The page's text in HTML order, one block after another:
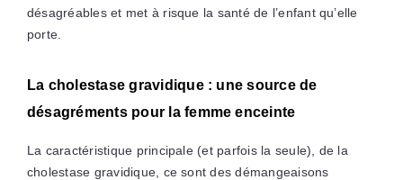
désagréables et met à risque la santé de l’enfant qu’elle
porte.
La cholestase gravidique : une source de
désagréments pour la femme enceinte
La caractéristique principale (et parfois la seule), de la
cholestase gravidique, ce sont des démangeaisons